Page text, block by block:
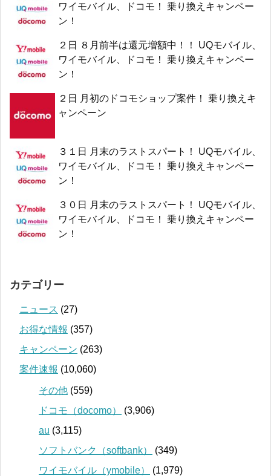
ワイモバイル、ドコモ！ 乗り換えキャンペー
ン！
２日 ８月前半は還元増額中！！ UQモバイル、
ワイモバイル、ドコモ！ 乗り換えキャンペー
ン！
２日 月初のドコモショップ案件！ 乗り換えキ
ャンペーン
３１日 月末のラストスパート！ UQモバイル、
ワイモバイル、ドコモ！ 乗り換えキャンペー
ン！
３０日 月末のラストスパート！ UQモバイル、
ワイモバイル、ドコモ！ 乗り換えキャンペー
ン！
カテゴリー
ニュース (27)
お得な情報 (357)
キャンペーン (263)
案件速報 (10,060)
その他 (559)
ドコモ（docomo）
(3,906)
au (3,115)
ソフトバンク（softbank）
(349)
ワイモバイル（ymobile）
(1,979)